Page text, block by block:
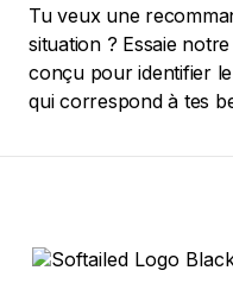
Tu veux une
situation ? Essaie notre
conçu pour identifier
qui correspond à tes